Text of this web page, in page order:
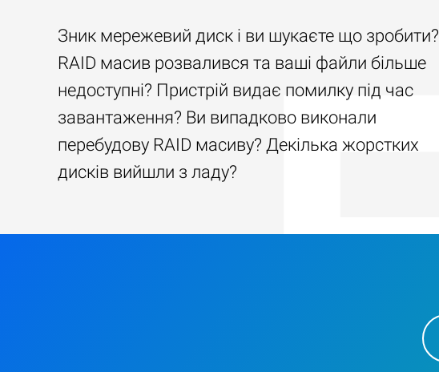
Зник мережевий диск і ви шукаєте що зробити?
RAID масив розвалився та ваші файли більше
недоступні? Пристрій видає помилку під час
завантаження? Ви випадково виконали
перебудову RAID масиву? Декілька жорстких
дисків вийшли з ладу?